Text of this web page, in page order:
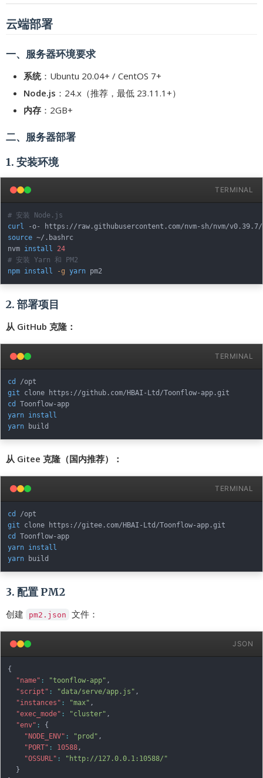
云端部署
一、服务器环境要求
系统：Ubuntu 20.04+ / CentOS 7+
Node.js ：24.x（推荐，最低 23.11.1+）
内存 ：2GB+
二、服务器部署
1. 安装环境
TERMINAL
# 安装 Node.js
curl
-o- https://raw.githubusercontent.com/nvm-sh/nvm/
source ~/.bashrc
nvm install
24
# 安装 Yarn 和 PM2
npm install -g yarn
2. 部署项目
从 GitHub 克隆：
TERMINAL
cd
git
cd
yarn install
yarn
从 Gitee 克隆（国内推荐）：
TERMINAL
cd
git
cd
yarn install
yarn
3. 配置 PM2
创建 pm2.json 文件：
JSON
{
"name" : "toonflow-app" ,
"script" : "data/serve/app.js" ,
"instances" : "max" ,
"exec_mode" : "cluster" ,
"env" :
{
"NODE_ENV" : "prod" ,
"PORT" : 10588 ,
"OSSURL" :
"http://127.0.0.1:10588/"
}